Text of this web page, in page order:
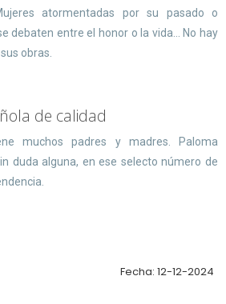
atormentadas por su pasado o
debaten entre el honor o la vida... No hay
obras.
de calidad
muchos padres y madres. Paloma
duda alguna, en ese selecto número de
Fecha: 12-12-2024